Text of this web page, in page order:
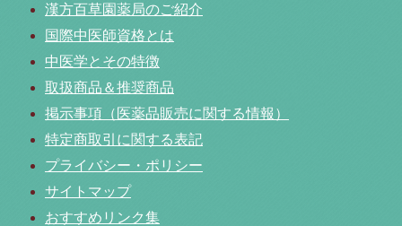
漢方百草園薬局のご紹介
国際中医師資格とは
中医学とその特徴
取扱商品＆推奨商品
掲示事項（医薬品販売に関する情報）
特定商取引に関する表記
プライバシー・ポリシー
サイトマップ
おすすめリンク集